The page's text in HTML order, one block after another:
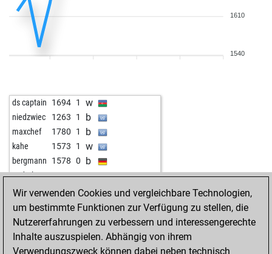
1610
1540
ds captain 1694 1 w
niedzwiec 1263 1 b
maxchef 1780 1 b
kahe 1573 1 w
bergmann 1578 0 b
anderl1 1358 1 w
Wir verwenden Cookies und vergleichbare Technologien,
um bestimmte Funktionen zur Verfügung zu stellen, die
Nutzererfahrungen zu verbessern und interessengerechte
Inhalte auszuspielen. Abhängig von ihrem
Verwendungszweck können dabei neben technisch